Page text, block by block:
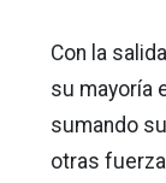
Con la
su mayoría
sumando
otras